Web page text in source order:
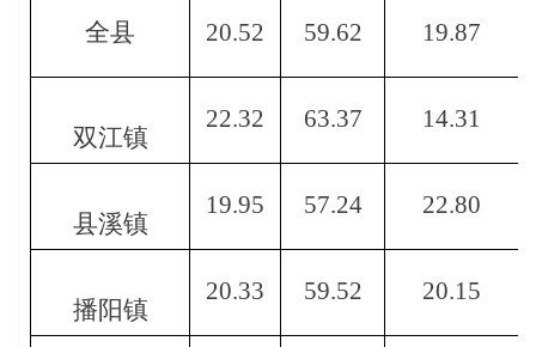
全县 20.52 59.62 19.87
双江镇
22.32 63.37 14.31
县溪镇
19.95 57.24 22.80
播阳镇
20.33 59.52 20.15